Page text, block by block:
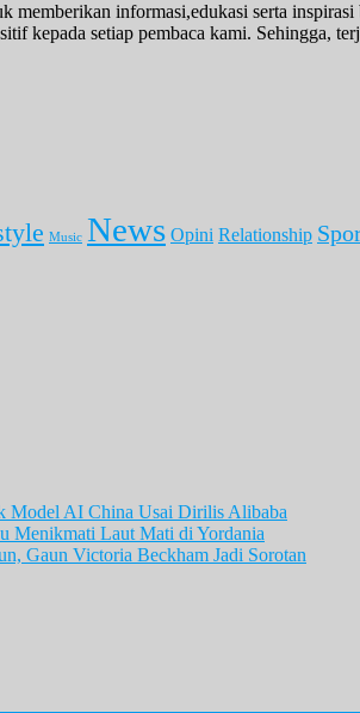
memberikan informasi,edukasi serta
kepada setiap pembaca kami. Sehingga,
Music News Opini Relationship
Model AI China Usai Dirilis Alibaba
Menikmati Laut Mati di Yordania
Gaun Victoria Beckham Jadi Sorotan